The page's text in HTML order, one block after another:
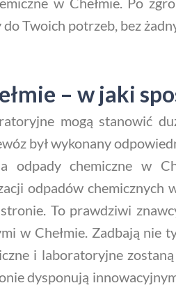
Twoich potrzeb, bez
– w jaki
mogą stanowić
był wykonany
odpady chemiczne w
odpadów chemicznych
To prawdziwi
w Chełmie. Zadbają
i laboratoryjne
dysponują